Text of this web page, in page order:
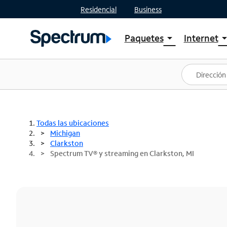
Residencial Business
Paquetesarrow_drop_down
Ver paquetes
Spectrum One
Mejores ofertas
Internetarrow_drop_down
Planes
Todas las ubicaciones
Michigan
Clarkston
Spectrum TV® y streaming en Clarkston, MI